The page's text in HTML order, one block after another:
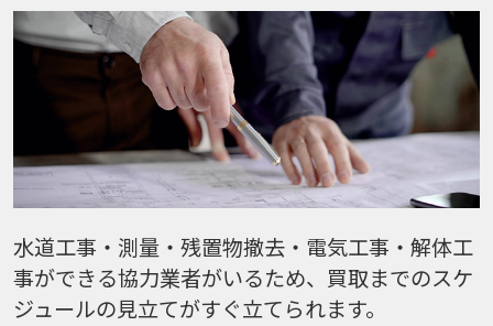
水道工事・測量・残置物撤去・電気工事・解体工
事ができる協力業者がいるため、買取までのスケ
ジュールの見立てがすぐ立てられます。